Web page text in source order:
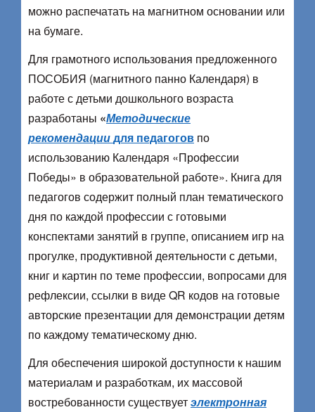
можно распечатать на магнитном основании или
на бумаге.
Для грамотного использования предложенного
ПОСОБИЯ (магнитного панно Календаря) в
работе с детьми дошкольного возраста
разработаны «Методические
рекомендациидля педагогов по
использованию Календаря «Профессии
Победы» в образовательной работе». Книга для
педагогов содержит полный план тематического
дня по каждой профессии с готовыми
конспектами занятий в группе, описанием игр на
прогулке, продуктивной деятельности с детьми,
книг и картин по теме профессии, вопросами для
рефлексии, ссылки в виде QR кодов на готовые
авторские презентации для демонстрации детям
по каждому тематическому дню.
Для обеспечения широкой доступности к нашим
материалам и разработкам, их массовой
востребованности существуетэлектронная